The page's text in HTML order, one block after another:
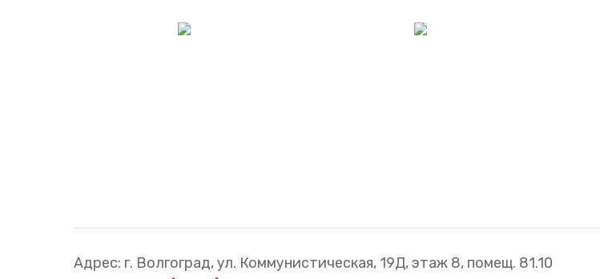
Адрес: г. Волгоград, ул. Коммунистическая, 19Д, этаж 8, помещ. 81.10